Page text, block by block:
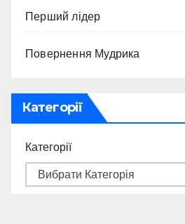
Перший лідер
Повернення Мудрика
Категорії
Категорії